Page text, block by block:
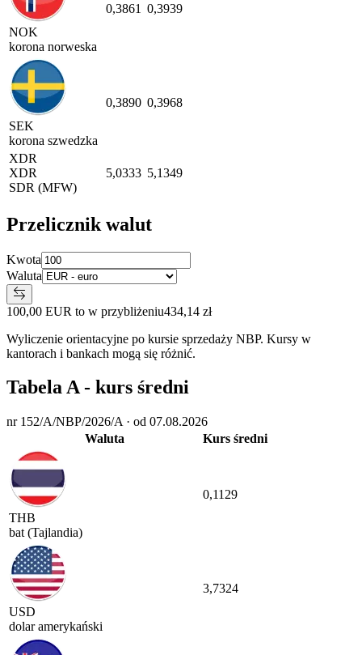
NOK
korona norweska
0,3861 0,3939
SEK
korona szwedzka
0,3890 0,3968
XDR
XDR
SDR (MFW)
5,0333 5,1349
Przelicznik walut
Kwota
Waluta
100,00 EUR to w przybliżeniu434,14 zł
Wyliczenie orientacyjne po kursie sprzedaży NBP. Kursy w
kantorach i bankach mogą się różnić.
Tabela A - kurs średni
nr 152/A/NBP/2026/A · od 07.08.2026
Waluta
Kurs średni
THB
bat (Tajlandia)
0,1129
USD
dolar amerykański
3,7324